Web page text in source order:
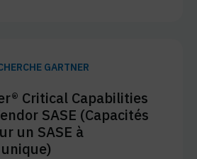
GARTNER
Critical Capabilities
SASE (Capacités
un SASE à